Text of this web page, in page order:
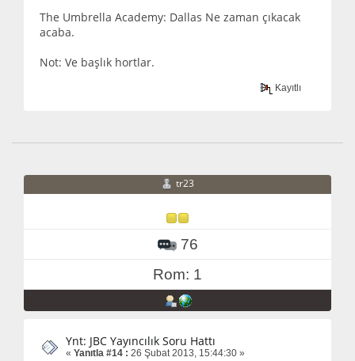
The Umbrella Academy: Dallas Ne zaman çıkacak
acaba.
Not: Ve başlık hortlar.
Kayıtlı
tr23
76
Rom: 1
Ynt: JBC Yayıncılık Soru Hattı
« Yanıtla #14 : 26 Şubat 2013, 15:44:30 »